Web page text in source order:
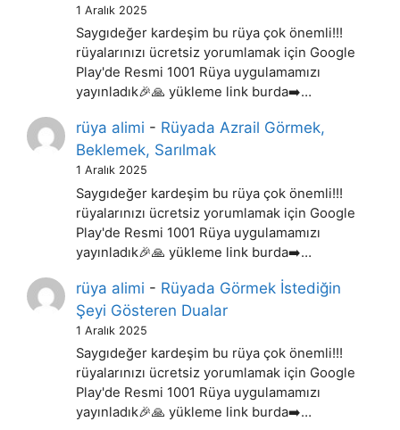
1 Aralık 2025
Saygıdeğer kardeşim bu rüya çok önemli!!!
rüyalarınızı ücretsiz yorumlamak için Google
Play'de Resmi 1001 Rüya uygulamamızı
yayınladık🎉🙏 yükleme link burda➡️…
rüya alimi - Rüyada Azrail Görmek,
Beklemek, Sarılmak
1 Aralık 2025
Saygıdeğer kardeşim bu rüya çok önemli!!!
rüyalarınızı ücretsiz yorumlamak için Google
Play'de Resmi 1001 Rüya uygulamamızı
yayınladık🎉🙏 yükleme link burda➡️…
rüya alimi - Rüyada Görmek İstediğin
Şeyi Gösteren Dualar
1 Aralık 2025
Saygıdeğer kardeşim bu rüya çok önemli!!!
rüyalarınızı ücretsiz yorumlamak için Google
Play'de Resmi 1001 Rüya uygulamamızı
yayınladık🎉🙏 yükleme link burda➡️…